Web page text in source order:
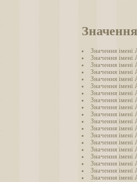
Значення імені
Значення імені
Значення імені
Значення імені
Значення імені
Значення імені
Значення імені
Значення імені
Значення імені
Значення імені
Значення імені
Значення імені
Значення імені
Значення імені
Значення імені
Значення імені
Значення імені
Значення імені
Значення імені